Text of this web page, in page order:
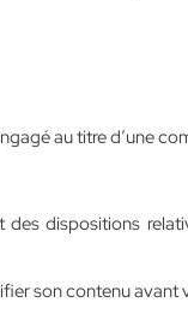
au titre d’une
dispositions
son contenu avant